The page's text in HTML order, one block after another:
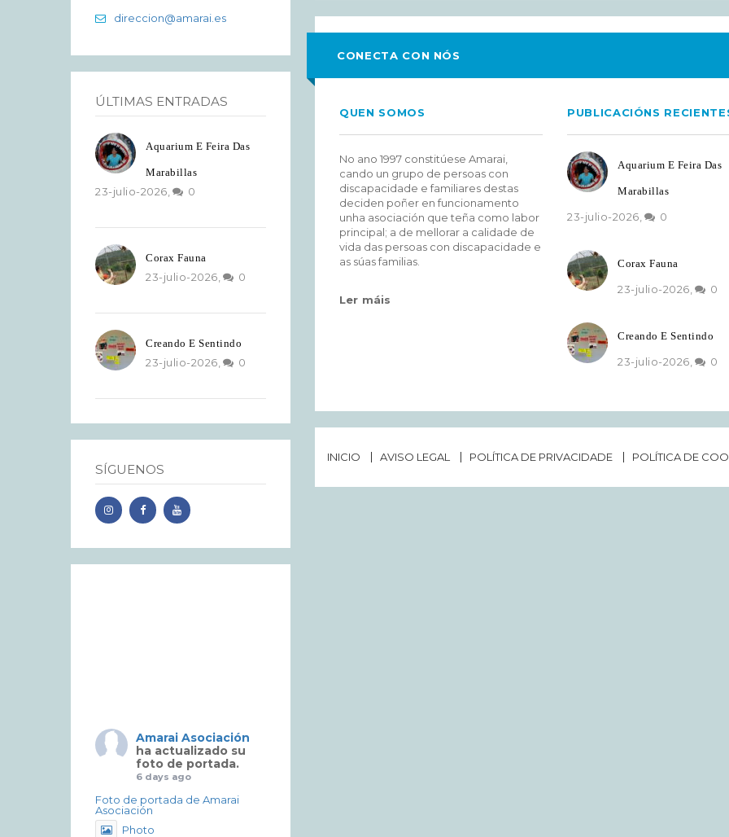
direccion@amarai.es
ÚLTIMAS ENTRADAS
Aquarium E Feira Das
Marabillas
23-julio-2026, 0
Corax Fauna
23-julio-2026, 0
Creando E Sentindo
23-julio-2026, 0
SÍGUENOS
Amarai Asociación
ha actualizado su
foto de portada.
6 days ago
Foto de portada de Amarai
Asociación
Photo
CONECTA CON NÓS
QUEN SOMOS
No ano 1997 constitúese Amarai,
cando un grupo de persoas con
discapacidade e familiares destas
deciden poñer en funcionamento
unha asociación que teña como labor
principal; a de mellorar a calidade de
vida das persoas con discapacidade e
as súas familias.
Ler máis
PUBLICACIÓNS
Aquarium E Feira Das
Marabillas
23-julio-2026, 0
Corax Fauna
23-julio-2026, 0
Creando E Sentindo
23-julio-2026, 0
INICIO AVISO LEGAL POLÍTICA DE PRIVACIDADE POLÍTICA DE